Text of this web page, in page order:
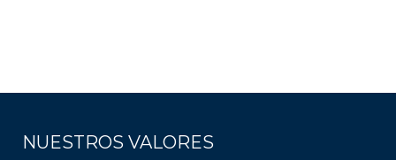
NUESTROS VALORES